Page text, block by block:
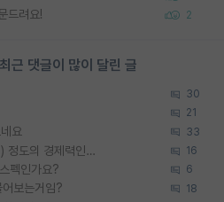
드려요! 2
근 댓글이 많이 달린 글
30
21
요 33
박사진학하기에 2억은 괜찮은 (?) 정도의 경제력인가요 16
펙인가요? 6
보는거임? 18